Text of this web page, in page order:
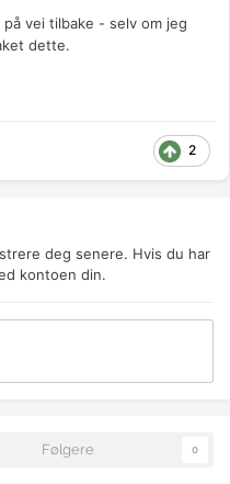
vei tilbake - selv om jeg
dette.
2
deg senere. Hvis du har
kontoen din.
Følgere 0